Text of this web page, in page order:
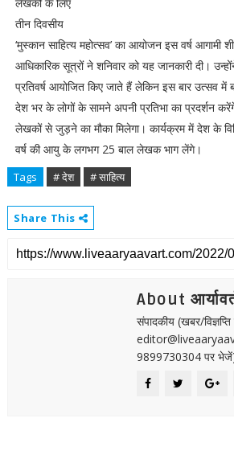
तीन दिवसीय
‘मुस्कान साहित्य महोत्सव’ का आयोजन इस वर्ष आगामी
आधिकारिक सूत्रों ने शनिवार को यह जानकारी दी।
प्रतिवर्ष आयोजित किए जाते हैं लेकिन इस बार उत्सव में
देश भर के लोगों के सामने अपनी प्रतिभा का प्रदर्शन
लेखकों से जुड़ने का मौका मिलेगा। कार्यक्रम में देश के
वर्ष की आयु के लगभग 25 बाल लेखक भाग लेंगे।
Tags # देश # साहित्य
Share This
About
संपादकीय (खबर/
9899730304 पर